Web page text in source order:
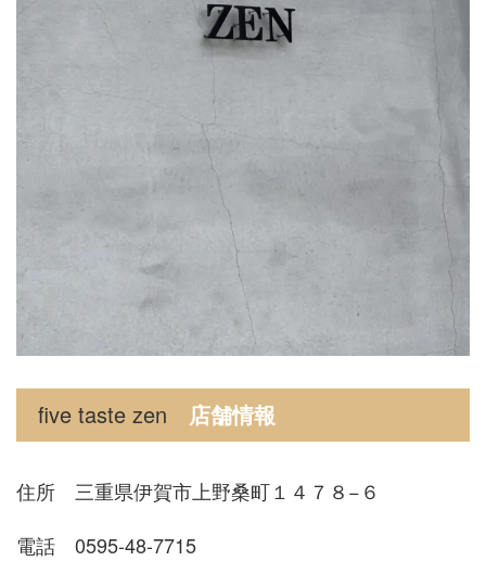
five taste zen 店舗情報
住所 三重県伊賀市上野桑町１４７８−６
電話 0595-48-7715